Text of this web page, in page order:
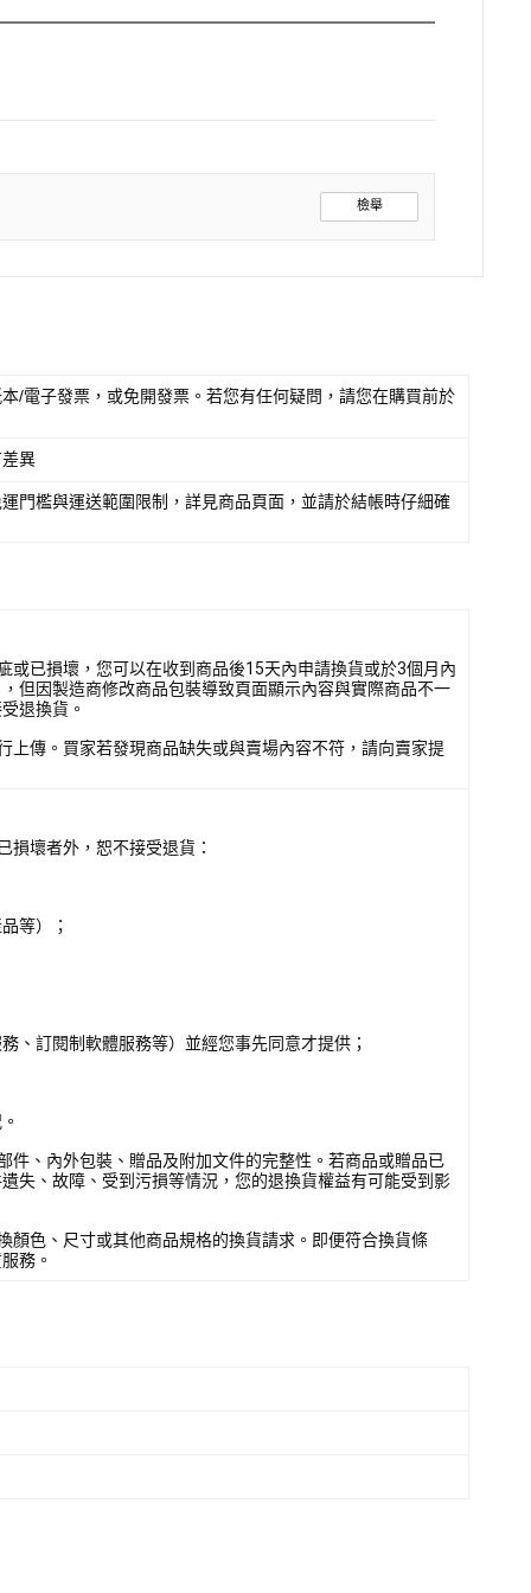
檢舉
/電子發票，或免開發票。若您有任何疑問，請您在購買前於
異
門檻與運送範圍限制，詳見商品頁面，並請於結帳時仔細確
已損壞，您可以在收到商品後15天內申請換貨或於3個月內
但因製造商修改商品包裝導致頁面顯示內容與實際商品不一
退換貨。
傳。買家若發現商品缺失或與賣場內容不符，請向賣家提
壞者外，恕不接受退貨：
等）；
、訂閱制軟體服務等）並經您事先同意才提供；
、內外包裝、贈品及附加文件的完整性。若商品或贈品已
失、故障、受到污損等情況，您的退換貨權益有可能受到影
色、尺寸或其他商品規格的換貨請求。即便符合換貨條
務。